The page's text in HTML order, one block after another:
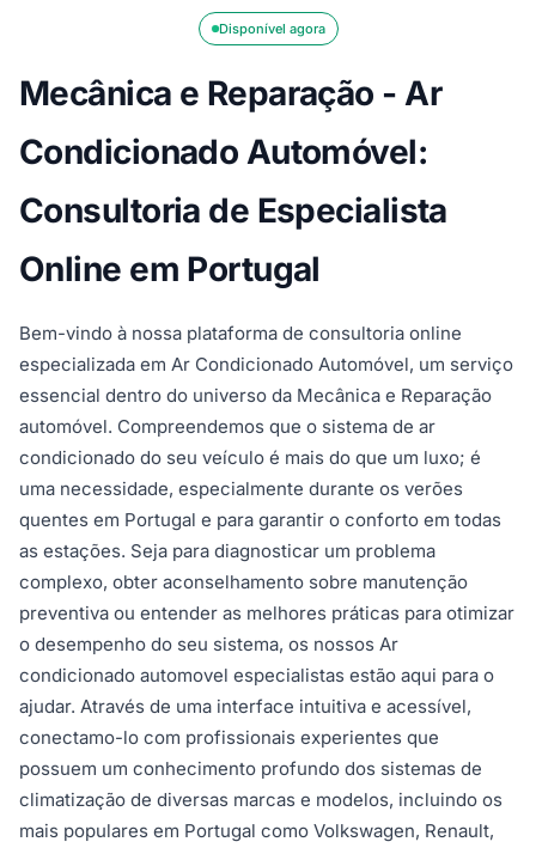
Disponível agora
Mecânica e Reparação - Ar
Condicionado Automóvel:
Consultoria de Especialista
Online em Portugal
Bem-vindo à nossa plataforma de consultoria online
especializada em Ar Condicionado Automóvel, um serviço
essencial dentro do universo da Mecânica e Reparação
automóvel. Compreendemos que o sistema de ar
condicionado do seu veículo é mais do que um luxo; é
uma necessidade, especialmente durante os verões
quentes em Portugal e para garantir o conforto em todas
as estações. Seja para diagnosticar um problema
complexo, obter aconselhamento sobre manutenção
preventiva ou entender as melhores práticas para otimizar
o desempenho do seu sistema, os nossos Ar
condicionado automovel especialistas estão aqui para o
ajudar. Através de uma interface intuitiva e acessível,
conectamo-lo com profissionais experientes que
possuem um conhecimento profundo dos sistemas de
climatização de diversas marcas e modelos, incluindo os
mais populares em Portugal como Volkswagen, Renault,